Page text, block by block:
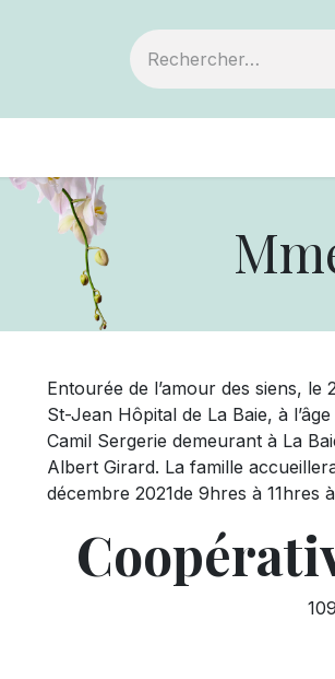
Entourée de l’amour des siens,
St-Jean Hôpital de La Baie, à
Camil Sergerie demeurant à La
Albert Girard. La famille
décembre 2021de 9hres à 11hres